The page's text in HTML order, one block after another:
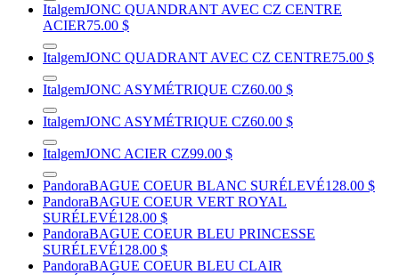
ItalgemJONC QUANDRANT AVEC CZ CENTRE
ACIER75.00 $
ItalgemJONC QUADRANT AVEC CZ CENTRE75.00 $
ItalgemJONC ASYMÉTRIQUE CZ60.00 $
ItalgemJONC ASYMÉTRIQUE CZ60.00 $
ItalgemJONC ACIER CZ99.00 $
PandoraBAGUE COEUR BLANC SURÉLEVÉ128.00 $
PandoraBAGUE COEUR VERT ROYAL
SURÉLEVÉ128.00 $
PandoraBAGUE COEUR BLEU PRINCESSE
SURÉLEVÉ128.00 $
PandoraBAGUE COEUR BLEU CLAIR